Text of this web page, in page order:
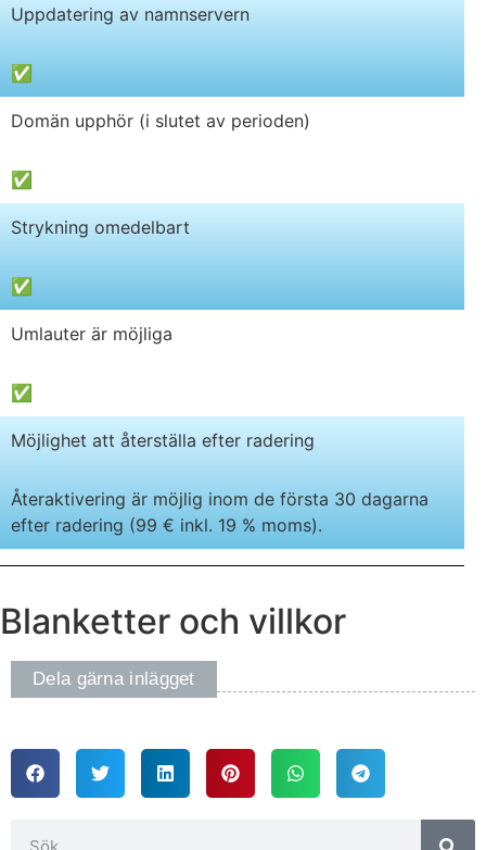
Uppdatering av namnservern
✅
Domän upphör (i slutet av perioden)
✅
Strykning omedelbart
✅
Umlauter är möjliga
✅
Möjlighet att återställa efter radering
Återaktivering är möjlig inom de första 30 dagarna
efter radering (99 € inkl. 19 % moms).
Blanketter och villkor
Dela gärna inlägget